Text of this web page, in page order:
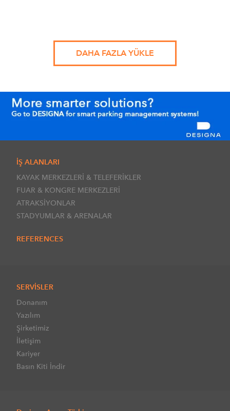
DAHA FAZLA YÜKLE
İŞ ALANLARI
KAYAK MERKEZLERİ & TELEFERİKLER
FUAR & KONGRE MERKEZLERİ
ATRAKSİYONLAR
STADYUMLAR & ARENALAR
REFERENCES
SERVİSLER
Donanım
Yazılım
Şirketimiz
İletişim
Kariyer
Basın Kiti İndir